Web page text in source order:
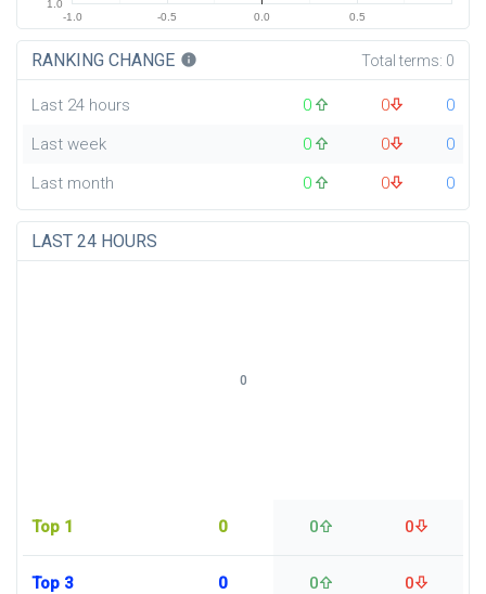
-1.0 -0.5 0.0 0.5
1.0
RANKING CHANGE info Total terms: 0
Last 24 hours 0 0
0
Last week
0 0
0
Last month
0 0 0
LAST 24 HOURS
Top 1 0 0 0
Top 3 0 0 0
0